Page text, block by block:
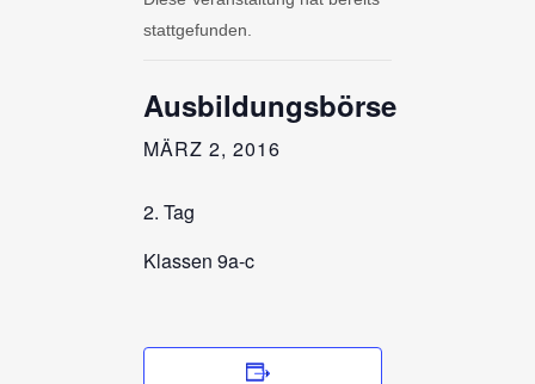
stattgefunden.
Ausbildungsbörse
MÄRZ 2, 2016
2. Tag
Klassen 9a-c